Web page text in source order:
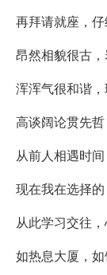
再拜请就座，仔
昂然相貌很古，
浑浑气很和谐，
高谈阔论贯先哲
从前人相遇时间
现在我在选择的
从此学习交往，
如热息大厦，如